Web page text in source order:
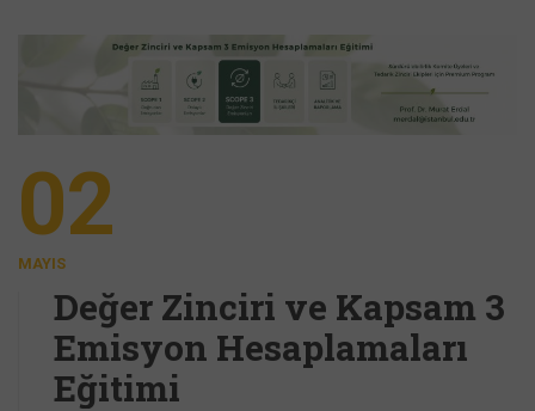
02
MAYIS
Değer Zinciri ve Kapsam 3
Emisyon Hesaplamaları
Eğitimi